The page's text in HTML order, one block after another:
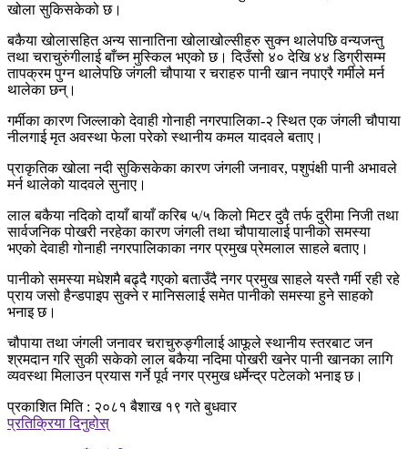
खोला सुकिसकेको छ।
बकैया खोलासहित अन्य सानातिना खोलाखोल्सीहरु सुक्न थालेपछि वन्यजन्तु
तथा चराचुरुंगीलाई बाँच्न मुस्किल भएको छ। दिउँसो ४० देखि ४४ डिग्रीसम्म
तापक्रम पुग्न थालेपछि जंगली चौपाया र चराहरु पानी खान नपाएरै गर्मीले मर्न
थालेका छन्।
गर्मीका कारण जिल्लाको देवाही गोनाही नगरपालिका-२ स्थित एक जंगली चौपाया
नीलगाई मृत अवस्था फेला परेको स्थानीय कमल यादवले बताए।
प्राकृतिक खोला नदी सुकिसकेका कारण जंगली जनावर, पशुपंक्षी पानी अभावले
मर्न थालेको यादवले सुनाए।
लाल बकैया नदिको दायाँ बायाँ करिब ५/५ किलो मिटर दुवै तर्फ दुरीमा निजी तथा
सार्वजनिक पोखरी नरहेका कारण जंगली तथा चौपायालाई पानीको समस्या
भएको देवाही गोनाही नगरपालिकाका नगर प्रमुख प्रेमलाल साहले बताए।
पानीको समस्या मधेशमै बढ्दै गएको बताउँदै नगर प्रमुख साहले यस्तै गर्मी रही रहे
प्राय जसो हैन्डपाइप सुक्ने र मानिसलाई समेत पानीको समस्या हुने साहको
भनाइ छ।
चौपाया तथा जंगली जनावर चराचुरुङ्गीलाई आफूले स्थानीय स्तरबाट जन
श्रमदान गरि सुकी सकेको लाल बकैया नदिमा पोखरी खनेर पानी खानका लागि
व्यवस्था मिलाउन प्रयास गर्ने पूर्व नगर प्रमुख धर्मेन्द्र पटेलको भनाइ छ।
प्रकाशित मिति : २०८१ बैशाख १९ गते बुधवार
प्रतिक्रिया दिनुहोस्